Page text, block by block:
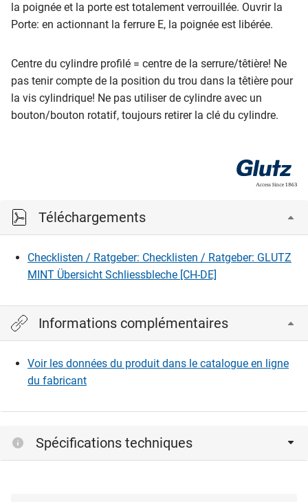
la poignée et la porte est totalement verrouillée. Ouvrir la
Porte: en actionnant la ferrure E, la poignée est libérée.
Centre du cylindre profilé = centre de la serrure/têtière! Ne
pas tenir compte de la position du trou dans la têtière pour
la vis cylindrique! Ne pas utiliser de cylindre avec un
bouton/bouton rotatif, toujours retirer la clé du cylindre.
Téléchargements
Checklisten / Ratgeber: Checklisten / Ratgeber: GLUTZ
MINT Übersicht Schliessbleche [CH-DE]
Informations complémentaires
Voir les données du produit dans le catalogue en ligne
du fabricant
Spécifications techniques